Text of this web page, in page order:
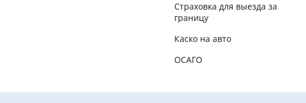
Страховка для выезда за
границу
Каско на авто
ОСАГО